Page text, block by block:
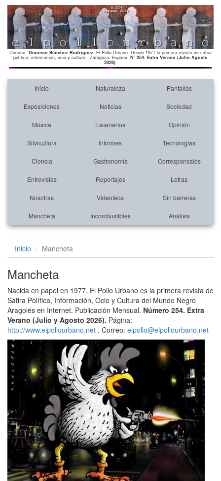
Director: Dionisio Sánchez Rodríguez. El Pollo Urbano. Desde 1977 la primera revista de sátira
política, información, ocio y cultura . Zaragoza. España. Nº 254. Extra Verano (Julio Agosto
2026).
Inicio Naturaleza Pantallas
Exposiciones Noticias Sociedad
Música Escenarios Opinión
Silvicultura Informes Tecnologías
Ciencia Gastronomía Corresponsales
Entrevistas Reportajes Letras
Nosotras Videoteca Sin barreras
Mancheta Incombustibles Análisis
Inicio Mancheta
Mancheta
Nacida en papel en 1977, El Pollo Urbano es la primera revista de
Sátira Política, Información, Ocio y Cultura del Mundo Negro
Aragolés en Internet. Publicación Mensual. Número 254. Extra
Verano (Julio y Agosto 2026). Página:
http://www.elpollourbano.net . Correo: elpollo@elpollourbano.net